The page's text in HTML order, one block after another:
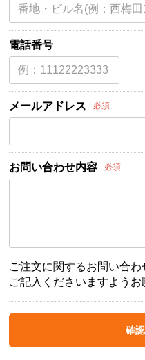
電話番号
メールアドレス 必須
お問い合わせ内容 必須
ご注文に関するお問い合
ご記入くださいますようお
確